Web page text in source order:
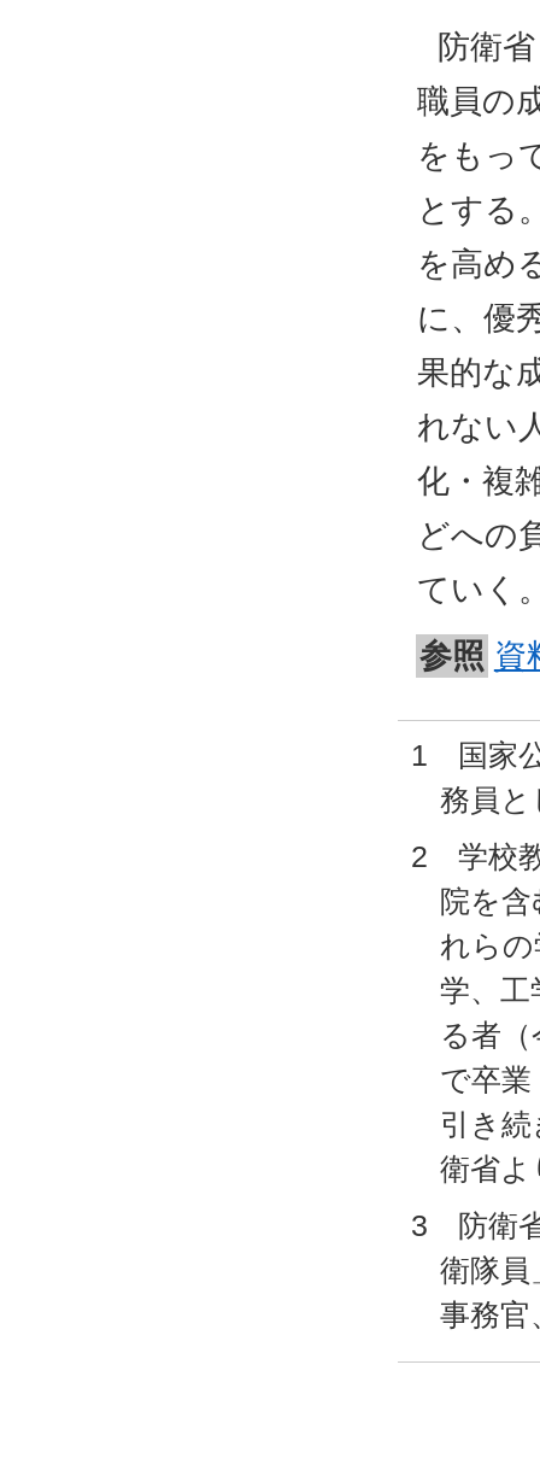
防衛
職員の
をもっ
とする
を高め
に、優
果的な
れない
化・複
どへの
ていく
参照 資
1 国家
務員と
2 学校
院を
れら
学、工
る者
で卒
引き
衛省よ
3 防衛
衛隊員
事務官